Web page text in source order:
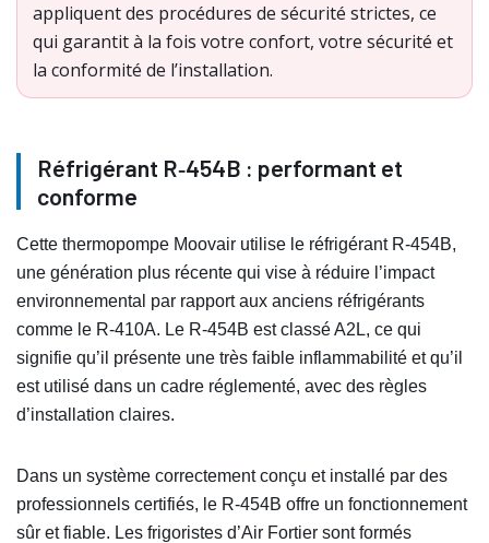
appliquent des procédures de sécurité strictes, ce
qui garantit à la fois votre confort, votre sécurité et
la conformité de l’installation.
Réfrigérant R‑454B : performant et
conforme
Cette thermopompe Moovair utilise le réfrigérant R‑454B,
une génération plus récente qui vise à réduire l’impact
environnemental par rapport aux anciens réfrigérants
comme le R‑410A. Le R‑454B est classé A2L, ce qui
signifie qu’il présente une très faible inflammabilité et qu’il
est utilisé dans un cadre réglementé, avec des règles
d’installation claires.
Dans un système correctement conçu et installé par des
professionnels certifiés, le R‑454B offre un fonctionnement
sûr et fiable. Les frigoristes d’Air Fortier sont formés